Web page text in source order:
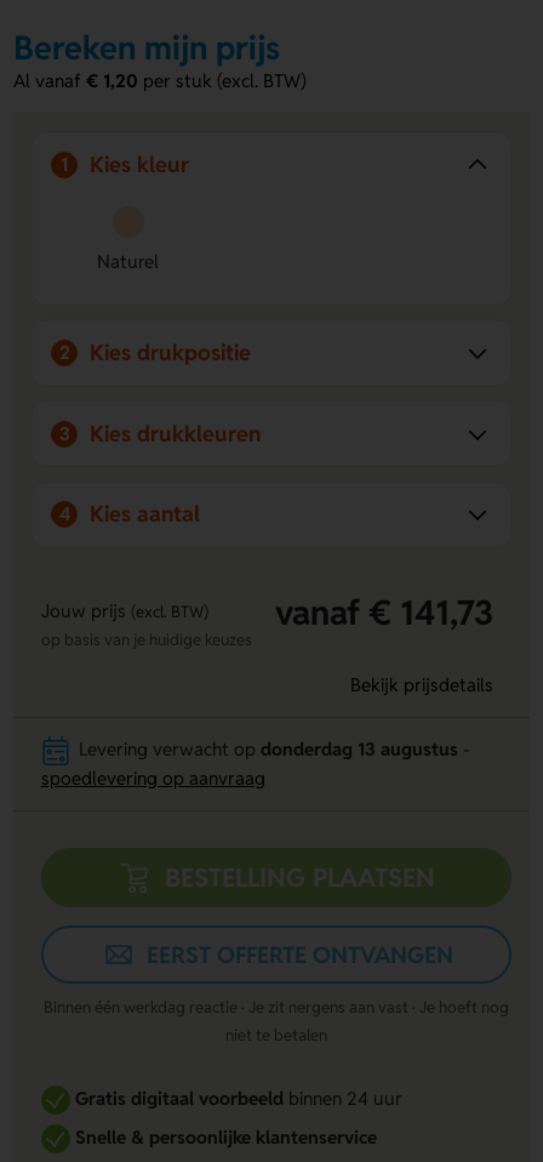
je makkelijk een logo, naam of eigen ontwerp toe. Bestel of
vraag een prijs op.
Natuurlijk
Persoonlijk te bedrukken
balpen met blauwe vulling.
Bereken mijn prijs
Al vanaf€ 1,20 per stuk (excl. BTW)
1 Kies kleur
Naturel
2 Kies drukpositie
3 Kies drukkleuren
4 Kies aantal
Jouw prijs (excl. BTW) vanaf € 141,73
op basis van je huidige keuzes
Bekijk prijsdetails
Levering verwacht op donderdag 13 augustus
spoedlevering op aanvraag
BESTELLING PLAATSEN
EERST OFFERTE ONTVANGEN
Binnen één werkdag reactie · Je zit nergens aan vast · Je hoeft nog
niet te betalen
Gratis digitaal voorbeeldbinnen 24 uur
Snelle & persoonlijke klantenservice